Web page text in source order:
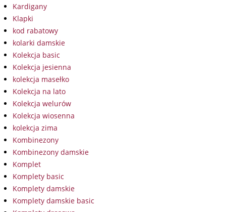
Kardigany
Klapki
kod rabatowy
kolarki damskie
Kolekcja basic
Kolekcja jesienna
kolekcja masełko
Kolekcja na lato
Kolekcja welurów
Kolekcja wiosenna
kolekcja zima
Kombinezony
Kombinezony damskie
Komplet
Komplety basic
Komplety damskie
Komplety damskie basic